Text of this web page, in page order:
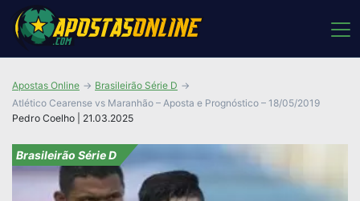
Pedro Coelho | 21.03.2025
Apostas Online
Brasileirão Série D
Atlético Cearense vs Maranhão – Aposta e Prognóstico – 18/05/2019
Brasileirão Série D